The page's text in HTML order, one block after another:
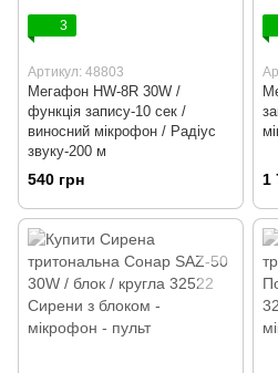
3
Артикул: 48803
Мегафон HW-8R 30W /
функція запису-10 сек /
виносний мікрофон / Радіус
звуку-200 м
540 грн 1